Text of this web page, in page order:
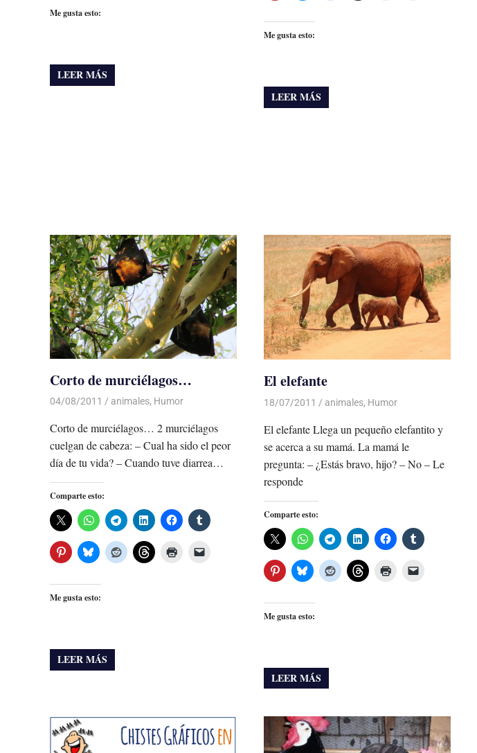
Me gusta esto:
LEER MÁS
Me gusta esto:
LEER MÁS
Corto de murciélagos…
04/08/2011 Luis Castellanos
animales, Humor
Corto de murciélagos… 2 murciélagos
cuelgan de cabeza: – Cual ha sido el peor
día de tu vida? – Cuando tuve diarrea…
Comparte esto:
Me gusta esto:
LEER MÁS
El elefante
18/07/2011 Luis Castellanos
animales, Humor
El elefante Llega un pequeño elefantito y
se acerca a su mamá. La mamá le
pregunta: – ¿Estás bravo, hijo? – No – Le
responde
Comparte esto:
Me gusta esto:
LEER MÁS